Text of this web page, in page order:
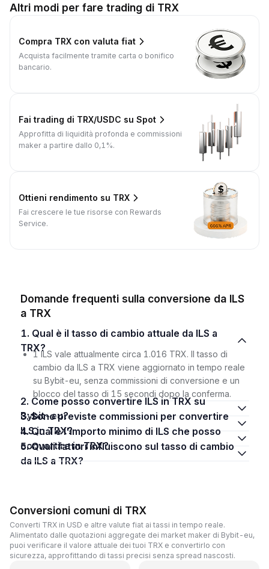
Altri modi per fare trading di TRX
Compra TRX con valuta fiat
Acquista facilmente tramite carta o bonifico
bancario.
Fai trading di TRX/USDC su Spot
Approfitta di liquidità profonda e commissioni
maker a partire dallo 0,1%.
Ottieni rendimento su TRX
Fai crescere le tue risorse con Rewards
Service.
Domande frequenti sulla conversione da ILS
a TRX
1. Qual è il tasso di cambio attuale da ILS a
TRX?
1 ILS vale attualmente circa 1.016 TRX. Il tasso di
cambio da ILS a TRX viene aggiornato in tempo reale
su Bybit-eu, senza commissioni di conversione e un
blocco del tasso di 15 secondi dopo la conferma.
2. Come posso convertire ILS in TRX su
Bybit-eu?
3. Sono previste commissioni per convertire
ILS in TRX?
4. Qual è l'importo minimo di ILS che posso
convertire in TRX?
5. Quali fattori influiscono sul tasso di cambio
da ILS a TRX?
Conversioni comuni di TRX
Converti TRX in USD e altre valute fiat ai tassi in tempo reale.
Alimentato dalle quotazioni aggregate dei market maker di Bybit-eu,
puoi verificare il valore attuale dei tuoi TRX e convertirlo con
sicurezza, approfittando di tassi precisi senza spread nascosti.